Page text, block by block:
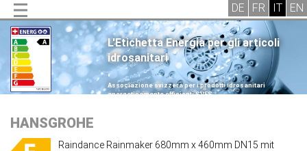
L'Etichetta Energia per gli articoli
idrosanitari
.
Associazione svizzera per i prodotti idrosanitari
energeticamente efficienti SVES
HANSGROHE
Raindance Rainmaker 680mm x 460mm DN15 mit